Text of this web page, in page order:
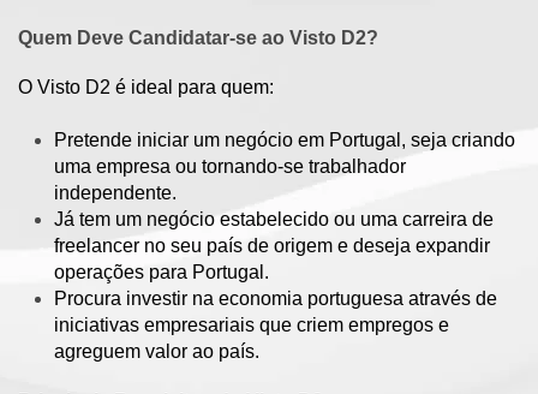
Quem Deve Candidatar-se ao Visto D2?
O Visto D2 é ideal para quem:
Pretende iniciar um negócio em Portugal, seja criando
uma empresa ou tornando-se trabalhador
independente.
Já tem um negócio estabelecido ou uma carreira de
freelancer no seu país de origem e deseja expandir
operações para Portugal.
Procura investir na economia portuguesa através de
iniciativas empresariais que criem empregos e
agreguem valor ao país.